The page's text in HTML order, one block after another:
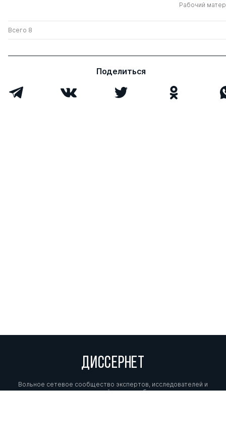
Рабочий
Всего 8
Поделиться
ДИССЕРНЕТ
Вольное сетевое сообщество экспертов, исследователей и
репортеров, посвящающих свой труд разоблачениям мошенников,